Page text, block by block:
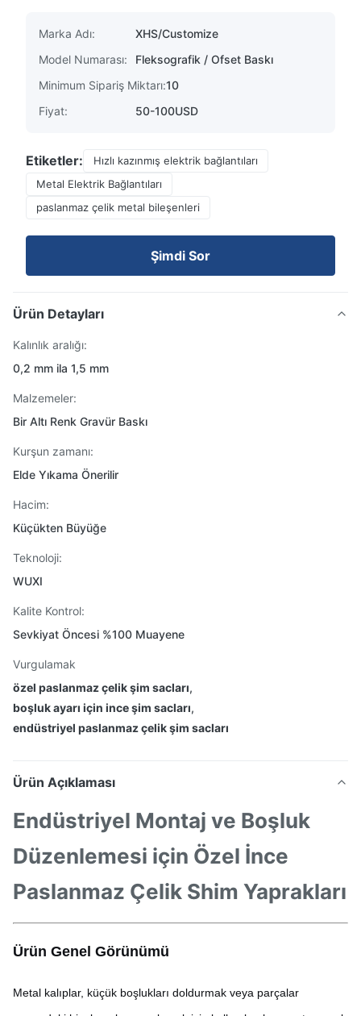
Marka Adı:
XHS/Customize
Model Numarası:
Fleksografik / Ofset Baskı
Minimum Sipariş Miktarı:10
Fiyat:
50-100USD
Etiketler:
Hızlı kazınmış elektrik bağlantıları
Metal Elektrik Bağlantıları
paslanmaz çelik metal bileşenleri
Şimdi Sor
Ürün Detayları
Kalınlık aralığı:
0,2 mm ila 1,5 mm
Malzemeler:
Bir Altı Renk Gravür Baskı
Kurşun zamanı:
Elde Yıkama Önerilir
Hacim:
Küçükten Büyüğe
Teknoloji:
WUXI
Kalite Kontrol:
Sevkiyat Öncesi %100 Muayene
Vurgulamak
özel paslanmaz çelik şim sacları,
boşluk ayarı için ince şim sacları,
endüstriyel paslanmaz çelik şim sacları
Ürün Açıklaması
Endüstriyel Montaj ve Boşluk
Düzenlemesi için Özel İnce
Paslanmaz Çelik Shim Yaprakları
Ürün Genel Görünümü
Metal kalıplar, küçük boşlukları doldurmak veya parçalar